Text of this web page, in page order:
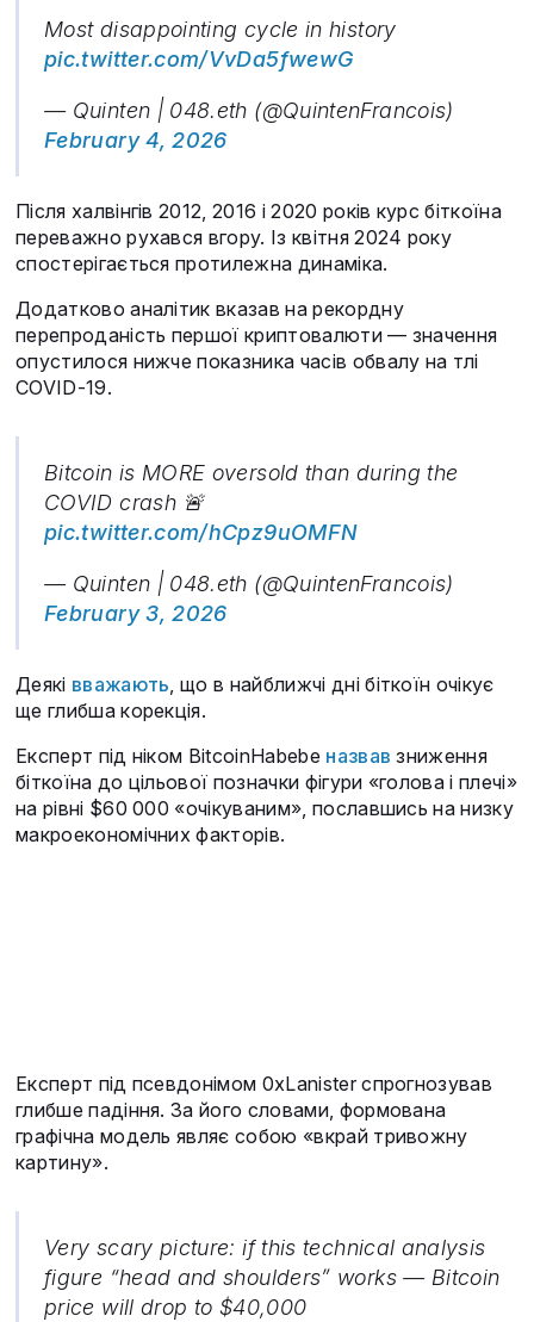
Most disappointing cycle in history
pic.twitter.com/VvDa5fwewG
— Quinten | 048.eth (@QuintenFrancois)
February 4, 2026
Після халвінгів 2012, 2016 і 2020 років курс біткоїна
переважно рухався вгору. Із квітня 2024 року
спостерігається протилежна динаміка.
Додатково аналітик вказав на рекордну
перепроданість першої криптовалюти — значення
опустилося нижче показника часів обвалу на тлі
COVID-19.
Bitcoin is MORE oversold than during the
COVID crash 🚨
pic.twitter.com/hCpz9uOMFN
— Quinten | 048.eth (@QuintenFrancois)
February 3, 2026
Деякі вважають, що в найближчі дні біткоїн очікує
ще глибша корекція.
Експерт під ніком BitcoinHabebe назвав зниження
біткоїна до цільової позначки фігури «голова і плечі»
на рівні $60 000 «очікуваним», пославшись на низку
макроекономічних факторів.
Експерт під псевдонімом 0xLanister спрогнозував
глибше падіння. За його словами, формована
графічна модель являє собою «вкрай тривожну
картину».
Very scary picture: if this technical analysis
figure “head and shoulders” works — Bitcoin
price will drop to $40,000